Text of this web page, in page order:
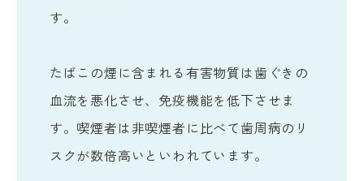
す。
たばこの煙に含まれる有害物質は歯ぐきの
血流を悪化させ、免疫機能を低下させま
す。喫煙者は非喫煙者に比べて歯周病のリ
スクが数倍高いといわれています。